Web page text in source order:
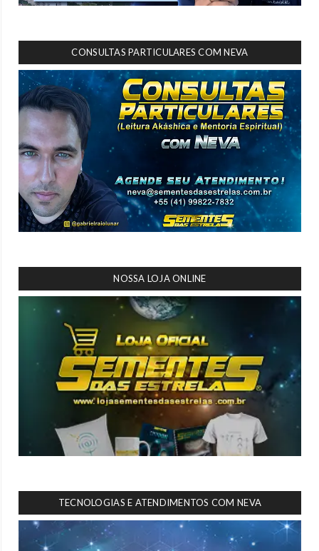
CONSULTAS PARTICULARES COM NEVA
NOSSA LOJA ONLINE
TECNOLOGIAS E ATENDIMENTOS COM NEVA